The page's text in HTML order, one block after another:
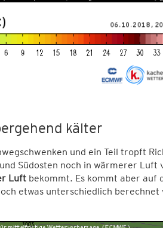
kälter
und ein Teil tropft
Südosten noch in wärmerer Luft
Luftbekommt. Es kommt aber auf
etwas unterschiedlich berechnet